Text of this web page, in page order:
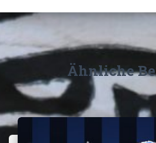
Ähnliche